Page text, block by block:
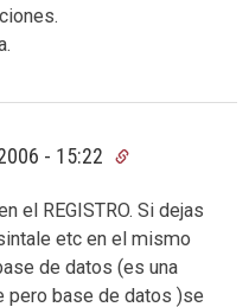
- 15:22
el REGISTRO. Si dejas
etc en el mismo
de datos (es una
pero base de datos )se